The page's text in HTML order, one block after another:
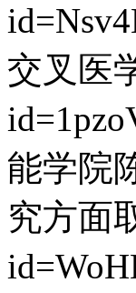
交叉医
能学院
究方面